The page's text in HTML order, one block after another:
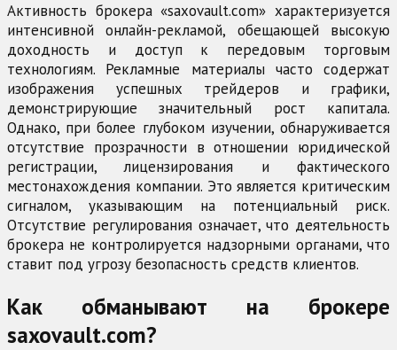
Активность брокера «saxovault.com» характеризуется
интенсивной онлайн-рекламой, обещающей высокую
доходность и доступ к передовым торговым
технологиям. Рекламные материалы часто содержат
изображения успешных трейдеров и графики,
демонстрирующие значительный рост капитала.
Однако, при более глубоком изучении, обнаруживается
отсутствие прозрачности в отношении юридической
регистрации, лицензирования и фактического
местонахождения компании. Это является критическим
сигналом, указывающим на потенциальный риск.
Отсутствие регулирования означает, что деятельность
брокера не контролируется надзорными органами, что
ставит под угрозу безопасность средств клиентов.
Как обманывают на брокере
saxovault.com?